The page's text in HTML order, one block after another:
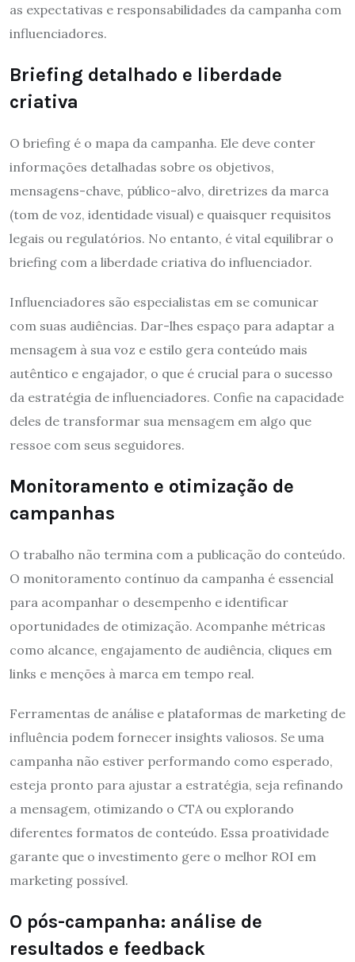
as expectativas e responsabilidades da campanha com
influenciadores.
Briefing detalhado e liberdade
criativa
O briefing é o mapa da campanha. Ele deve conter
informações detalhadas sobre os objetivos,
mensagens-chave, público-alvo, diretrizes da marca
(tom de voz, identidade visual) e quaisquer requisitos
legais ou regulatórios. No entanto, é vital equilibrar o
briefing com a liberdade criativa do influenciador.
Influenciadores são especialistas em se comunicar
com suas audiências. Dar-lhes espaço para adaptar a
mensagem à sua voz e estilo gera conteúdo mais
autêntico e engajador, o que é crucial para o sucesso
da estratégia de influenciadores. Confie na capacidade
deles de transformar sua mensagem em algo que
ressoe com seus seguidores.
Monitoramento e otimização de
campanhas
O trabalho não termina com a publicação do conteúdo.
O monitoramento contínuo da campanha é essencial
para acompanhar o desempenho e identificar
oportunidades de otimização. Acompanhe métricas
como alcance, engajamento de audiência, cliques em
links e menções à marca em tempo real.
Ferramentas de análise e plataformas de marketing de
influência podem fornecer insights valiosos. Se uma
campanha não estiver performando como esperado,
esteja pronto para ajustar a estratégia, seja refinando
a mensagem, otimizando o CTA ou explorando
diferentes formatos de conteúdo. Essa proatividade
garante que o investimento gere o melhor ROI em
marketing possível.
O pós-campanha: análise de
resultados e feedback